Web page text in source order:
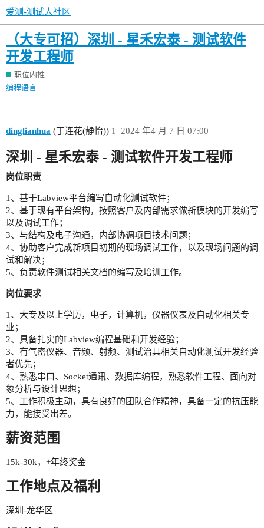
爱测-测试人社区
（大专可招）深圳 - 星禾宏泰 - 测试软件
开发工程师
职位内推
编程语言
dinglianhua (丁连花(静怡)) 2024 年4 月 7 日 07:00
1
深圳 - 星禾宏泰 - 测试软件开发工程师
岗位职责
1、基于Labview平台编写自动化测试软件；
2、基于现有平台架构，按照客户及内部需求做新模块的开发编写
以及调试工作；
3、与结构及电子沟通，内部协调项目技术问题；
4、协助客户完成新项目初期的现场调试工作，以及现场问题的调
试和解决；
5、负责软件测试相关文档的编写及培训工作。
岗位要求
1、大专及以上学历，电子，计算机，仪器仪表及自动化相关专
业；
2、具备扎实的Labview编程基础和开发经验；
3、有气密仪器、音频、射频、测试治具相关自动化测试开发经验
者优先；
4、熟悉串口、Socket通讯、数据库编程，熟悉软件工程、面向对
象分析与设计思想；
5、工作积极主动，具有良好的团队合作精神，具备一定的抗压能
力，能接受出差。
薪资范围
15k-30k，+年终奖金
工作地点及福利
深圳-龙华区